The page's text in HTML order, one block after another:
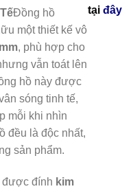
Đồng hồ
một thiết kế vô
, phù hợp cho
vẫn toát lên
hồ này được
sóng tinh tế,
mỗi khi nhìn
đều là độc nhất,
sản phẩm.
được đính kim
tại đây